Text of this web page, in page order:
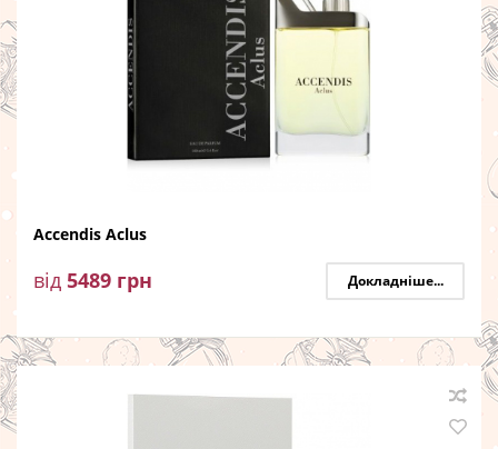
Accendis Aclus
від 5489 грн Докладніше...